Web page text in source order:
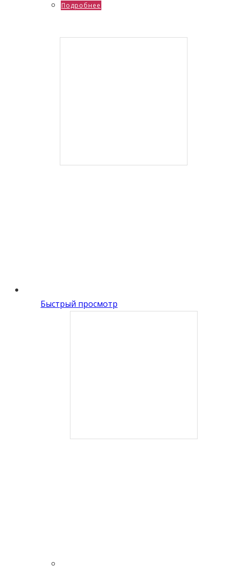
Подробнее
Быстрый просмотр